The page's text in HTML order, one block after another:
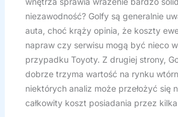
niezawodność? Golfy są generalnie
auta, choć krąży opinia, że koszty
napraw czy serwisu mogą być nieco
przypadku Toyoty. Z drugiej strony,
dobrze trzyma wartość na rynku
niektórych analiz może przełożyć się
całkowity koszt posiadania przez